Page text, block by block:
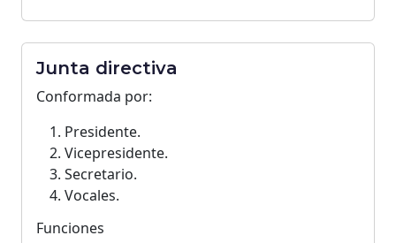
Junta directiva
Conformada por:
Presidente.
Vicepresidente.
Secretario.
Vocales.
Funciones